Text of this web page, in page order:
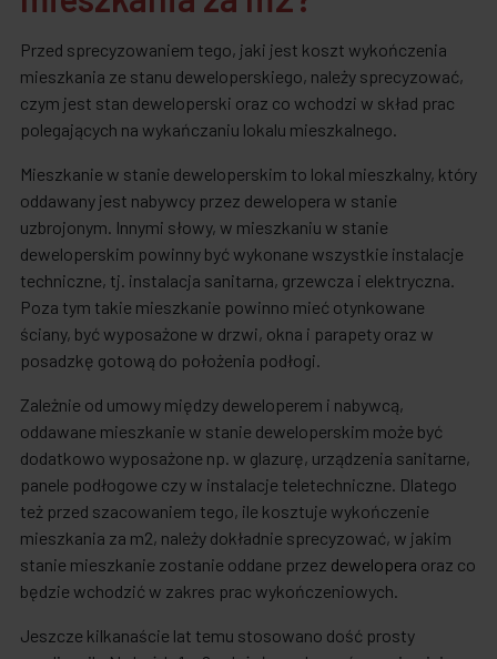
Przed sprecyzowaniem tego, jaki jest koszt wykończenia
mieszkania ze stanu deweloperskiego, należy sprecyzować,
czym jest stan deweloperski oraz co wchodzi w skład prac
polegających na wykańczaniu lokalu mieszkalnego.
Mieszkanie w stanie deweloperskim to lokal mieszkalny, który
oddawany jest nabywcy przez dewelopera w stanie
uzbrojonym. Innymi słowy, w mieszkaniu w stanie
deweloperskim powinny być wykonane wszystkie instalacje
techniczne, tj. instalacja sanitarna, grzewcza i elektryczna.
Poza tym takie mieszkanie powinno mieć otynkowane
ściany, być wyposażone w drzwi, okna i parapety oraz w
posadzkę gotową do położenia podłogi.
Zależnie od umowy między deweloperem i nabywcą,
oddawane mieszkanie w stanie deweloperskim może być
dodatkowo wyposażone np. w glazurę, urządzenia sanitarne,
panele podłogowe czy w instalacje teletechniczne. Dlatego
też przed szacowaniem tego, ile kosztuje wykończenie
mieszkania za m2, należy dokładnie sprecyzować, w jakim
stanie mieszkanie zostanie oddane przez dewelopera oraz co
będzie wchodzić w zakres prac wykończeniowych.
Jeszcze kilkanaście lat temu stosowano dość prosty